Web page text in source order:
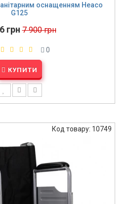
оснащенням Heaco
G125
грн 7 900 грн
0
КУПИТИ
Код товару: 10749